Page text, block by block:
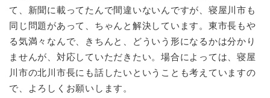
て、新聞に載ってたんで間違いないんですが、寝屋川市も
同じ問題があって、ちゃんと解決しています。東市長もや
る気満々なんで、きちんと、どういう形になるかは分かり
ませんが、対応していただきたい。場合によっては、寝屋
川市の北川市長にも話したいということも考えていますの
で、よろしくお願いします。